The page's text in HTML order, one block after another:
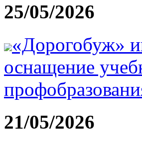
25/05/2026
«Дорогобуж»
оснащение
21/05/2026